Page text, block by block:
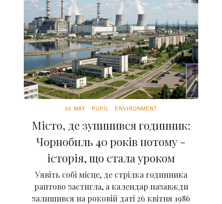
30 MAY PUPIL ENVIRONMENT
Місто, де зупинився годинник:
Чорнобиль 40 років потому -
історія, що стала уроком
Уявіть собі місце, де стрілка годинника
раптово застигла, а календар назавжди
залишився на роковій даті 26 квітня 1986